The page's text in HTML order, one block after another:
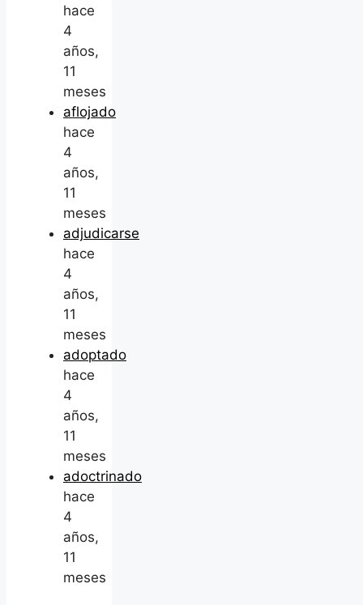
hace
4
años,
11
meses
aflojado
hace
4
años,
11
meses
adjudicarse
hace
4
años,
11
meses
adoptado
hace
4
años,
11
meses
adoctrinado
hace
4
años,
11
meses